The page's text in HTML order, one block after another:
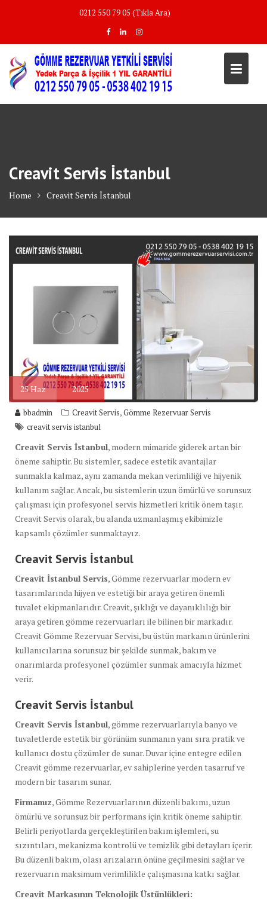
0212 550 79 05 (Tıkla Ara)
Creavit Servis İstanbul
Home Creavit Servis İstanbul
25Haz 2025
bbadmin Creavit Servis,Gömme Rezervuar Servis
creavit servis istanbul
Creavit Servis İstanbul, modern mimaride giderek artan bir
öneme sahiptir. Bu sistemler, sadece estetik avantajlar
sunmakla kalmaz, aynı zamanda mekan verimliliği ve hijyenik
kullanım sağlar. Ancak, bu sistemlerin uzun ömürlü ve sorunsuz
çalışması için profesyonel servis hizmetleri kritik önem taşır.
Creavit Servis olarak, bu alanda uzmanlaşmış ekibimizle
kapsamlı çözümler sunmaktayız.
Creavit Servis İstanbul
Creavit İstanbul Servis, Gömme rezervuarlar modern ev
tasarımlarında hijyen ve estetiği bir araya getiren önemli
tuvalet ekipmanlarıdır. Creavit, şıklığı ve dayanıklılığı bir
araya getiren gömme rezervuarları ile bilinen bir markadır.
Creavit Gömme Rezervuar Servisi, bu üstün markanın ürünlerini
kullanıcılarına sorunsuz bir şekilde sunmak, bakım ve
onarımlarda profesyonel çözümler sunmak amacıyla hizmet
verir.
Creavit Servis İstanbul
Creavit Servis İstanbul, gömme rezervuarlarıyla banyo ve
tuvaletlerde estetik bir görünüm sunmanın yanı sıra pratik ve
kullanıcı dostu çözümler de sunar. Duvar içine entegre edilen
Creavit gömme rezervuarlar, ev sahiplerine yerden tasarruf ve
modern bir tasarım sunar.
Firmamız, Gömme Rezervuarlarının düzenli bakımı, uzun
ömürlü ve sorunsuz bir performans için kritik öneme sahiptir.
Belirli periyotlarda gerçekleştirilen bakım işlemleri, su
sızıntıları, mekanizma kontrolü ve temizlik gibi detayları içerir.
Bu düzenli bakım, olası arızaların önüne geçilmesini sağlar ve
rezervuarın maksimum verimlilikle çalışmasına katkı sağlar.
Creavit Markasının Teknolojik Üstünlükleri: